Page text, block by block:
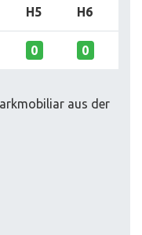
H5 H6
0 0
aus der